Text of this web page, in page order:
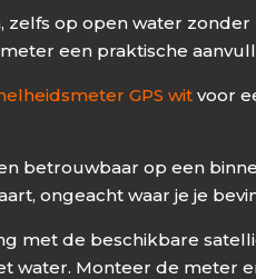
op open water
een praktische
GPS wit voor
betrouwbaar op een
ongeacht waar je je
met de beschikbare
water. Monteer de meter